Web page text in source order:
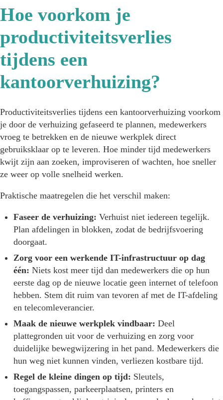
Hoe voorkom je
productiviteitsverlies
tijdens een
kantoorverhuizing?
Productiviteitsverlies tijdens een kantoorverhuizing voorkom
je door de verhuizing gefaseerd te plannen, medewerkers
vroeg te betrekken en de nieuwe werkplek direct
gebruiksklaar op te leveren. Hoe minder tijd medewerkers
kwijt zijn aan zoeken, improviseren of wachten, hoe sneller
ze weer op volle snelheid werken.
Praktische maatregelen die het verschil maken:
Faseer de verhuizing: Verhuist niet iedereen tegelijk.
Plan afdelingen in blokken, zodat de bedrijfsvoering
doorgaat.
Zorg voor een werkende IT-infrastructuur op dag
één: Niets kost meer tijd dan medewerkers die op hun
eerste dag op de nieuwe locatie geen internet of telefoon
hebben. Stem dit ruim van tevoren af met de IT-afdeling
en telecomleverancier.
Maak de nieuwe werkplek vindbaar: Deel
plattegronden uit voor de verhuizing en zorg voor
duidelijke bewegwijzering in het pand. Medewerkers die
hun weg niet kunnen vinden, verliezen kostbare tijd.
Regel de kleine dingen op tijd: Sleutels,
toegangspassen, parkeerplaatsen, printers en